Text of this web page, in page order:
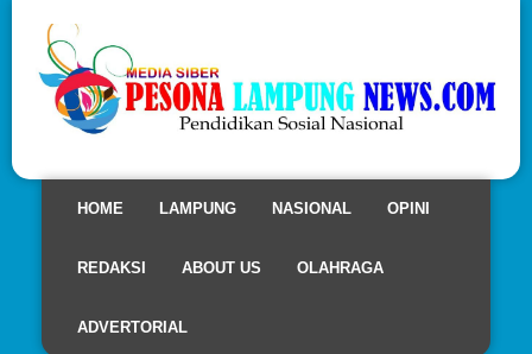
HOME LAMPUNG NASIONAL OPINI
REDAKSI ABOUT US OLAHRAGA
ADVERTORIAL